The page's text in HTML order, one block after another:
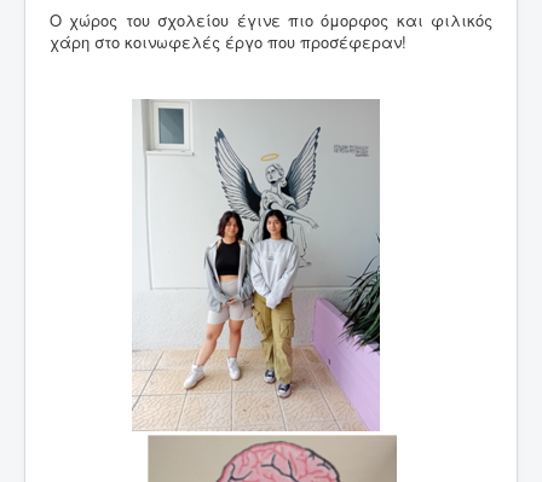
Ο χώρος του σχολείου έγινε πιο όμορφος και φιλικός
χάρη στο κοινωφελές έργο που προσέφεραν!